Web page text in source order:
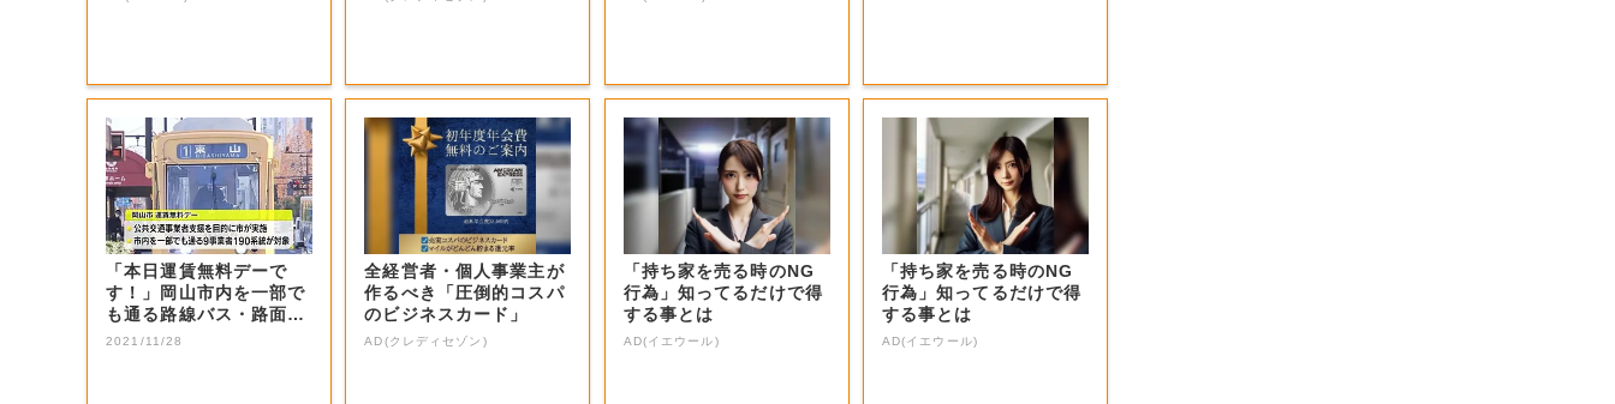
「本日運賃無料デーで
す！」岡山市内を一部で
も通る路線バス・路面電
車運賃が一日無料...
2021/11/28
全経営者・個人事業主が
作るべき「圧倒的コスパ
のビジネスカード」
AD(クレディセゾン)
「持ち家を売る時のNG
行為」知ってるだけで得
する事とは
AD(イエウール)
「持ち家を売る時のNG
行為」知ってるだけで得
する事とは
AD(イエウール)